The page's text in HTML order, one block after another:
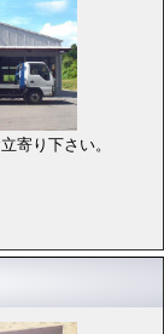
寄り下さい。